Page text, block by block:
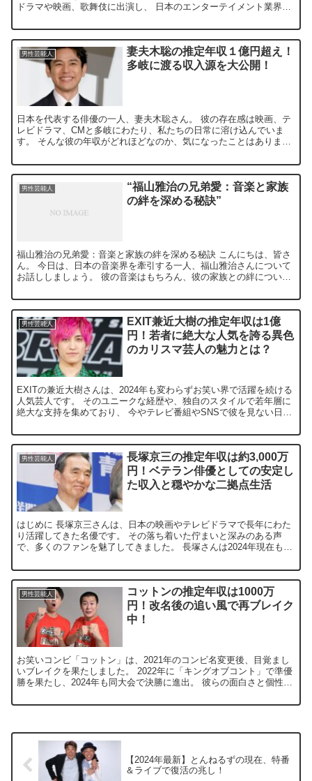
ドラマや映画、歌舞伎に出演し、 日本のエンターテイメント業界に
男性芸能人
妻夫木聡の推定年収１億円超え！
多岐に渡る収入源を大公開！
日本を代表する俳優の一人、妻夫木聡さん。 彼の存在感は映画、テ
レビドラマ、CMと多岐にわたり、私たちの日常に溶け込んでいま
す。 そんな彼の年収がどれほどなのか、気になったことはありませ
男性芸能人
“福山雅治の兄弟愛：音楽と家族
の絆を深める秘訣”
福山雅治の兄弟愛：音楽と家族の絆を深める秘訣 こんにちは、皆さ
ん。 今日は、日本の音楽界を牽引する一人、福山雅治さんについて
お話ししましょう。 彼の音楽はもちろん、彼の家族との絆について
男性芸能人
EXIT兼近大樹の推定年収は1億
円！若者に絶大な人気を誇る異色
のカリスマ芸人の魅力とは？
EXITの兼近大樹さんは、2024年も変わらずお笑い界で活躍を続ける
人気芸人です。 そのユニークな経歴や、独自のスタイルで若年層に
絶大な支持を集めており、 今やテレビ番組やSNSで彼を見ない日は
男性芸能人
長塚京三の推定年収は約3,000万
円！ベテラン俳優としての安定し
た収入と穏やかな二拠点生活
はじめに 長塚京三さんは、日本の映画やテレビドラマで長年にわた
り活躍してきた名優です。 その落ち着いた佇まいと深みのある声
で、多くのファンを魅了してきました。 長塚さんは2024年現在も、
男性芸能人
コットンの推定年収は1000万
円！改名後の追い風で再ブレイク
中！
お笑いコンビ「コットン」は、2021年のコンビ名変更後、目覚まし
いブレイクを果たしました。 2022年に「キングオブコント」で準優
勝を果たし、2024年も同大会で決勝に進出。 彼らの面白さと個性は
【2024年最新】とんねるずの現在、特番
＆ライブで復活の兆し！